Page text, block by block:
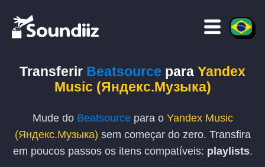
Transferir Beatsource para Yandex
Music (Яндекс.Музыка)
Mude do Beatsourcepara o Yandex Music
(Яндекс.Музыка) sem começar do zero. Transfira
em poucos passos os itens compatíveis: playlists.